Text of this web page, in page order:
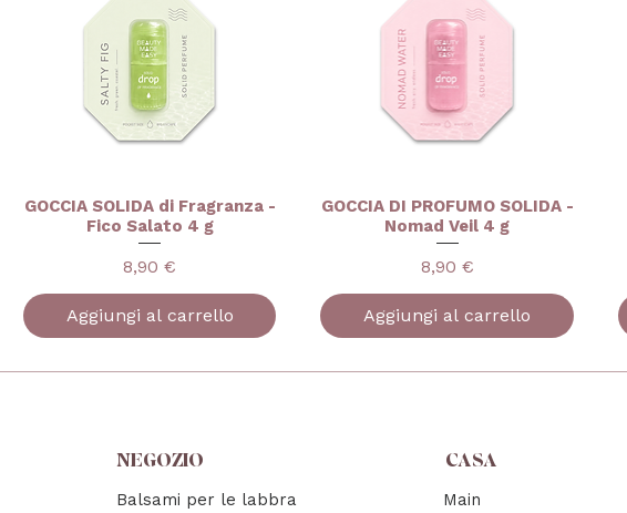
GOCCIA SOLIDA di Fragranza -
Fico Salato 4 g
Prezzo
8,90 €
Aggiungi al carrello
GOCCIA DI PROFUMO SOLIDA -
Nomad Veil 4 g
Prezzo
8,90 €
Aggiungi al carrello
NEGOZIO
Balsami per le labbra
CASA
Main